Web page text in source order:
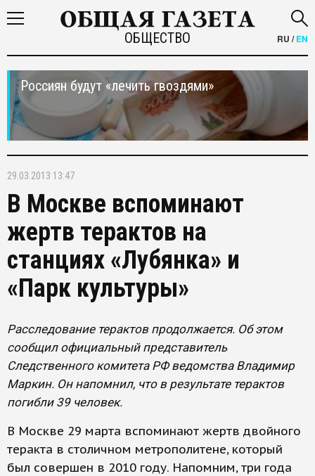
ОБЩЕСТВО RU /EN
Россиян будут «лечить гвоздями»
29.03.2013 13:47
В Москве вспоминают
жертв терактов на
станциях «Лубянка» и
«Парк культуры»
Расследование терактов продолжается. Об этом
сообщил официальный представитель
Следственного комитета РФ ведомства Владимир
Маркин. Он напомнил, что в результате терактов
погибли 39 человек.
В Москве 29 марта вспоминают жертв двойного
теракта в столичном метрополитене, который
был совершен в 2010 году. Напомним, три года